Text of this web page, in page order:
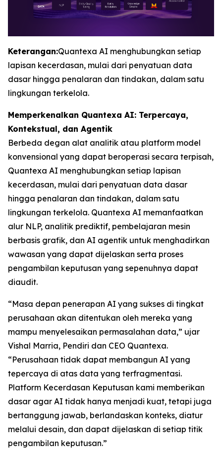
Keterangan:Quantexa AI menghubungkan setiap
lapisan kecerdasan, mulai dari penyatuan data
dasar hingga penalaran dan tindakan, dalam satu
lingkungan terkelola.
Memperkenalkan Quantexa AI: Terpercaya,
Kontekstual, dan Agentik
Berbeda degan alat analitik atau platform model
konvensional yang dapat beroperasi secara terpisah,
Quantexa AI menghubungkan setiap lapisan
kecerdasan, mulai dari penyatuan data dasar
hingga penalaran dan tindakan, dalam satu
lingkungan terkelola. Quantexa AI memanfaatkan
alur NLP, analitik prediktif, pembelajaran mesin
berbasis grafik, dan AI agentik untuk menghadirkan
wawasan yang dapat dijelaskan serta proses
pengambilan keputusan yang sepenuhnya dapat
diaudit.
“Masa depan penerapan AI yang sukses di tingkat
perusahaan akan ditentukan oleh mereka yang
mampu menyelesaikan permasalahan data,” ujar
Vishal Marria, Pendiri dan CEO Quantexa.
“Perusahaan tidak dapat membangun AI yang
tepercaya di atas data yang terfragmentasi.
Platform Kecerdasan Keputusan kami memberikan
dasar agar AI tidak hanya menjadi kuat, tetapi juga
bertanggung jawab, berlandaskan konteks, diatur
melalui desain, dan dapat dijelaskan di setiap titik
pengambilan keputusan.”